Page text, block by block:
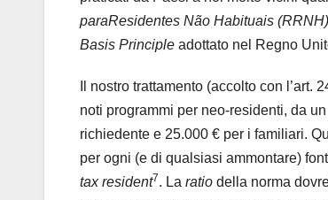
paraResidentes Não Habituais
Basis Principle adottato nel Regno
Il nostro trattamento (accolto con l’art.
noti programmi per neo-residenti, da
richiedente e 25.000 € per i familiari.
per ogni (e di qualsiasi ammontare)
tax resident7. La ratio della norma